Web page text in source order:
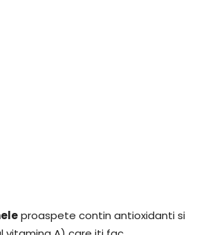
proaspete contin antioxidanti si